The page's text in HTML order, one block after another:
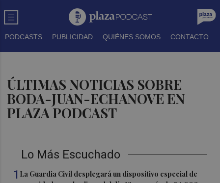
PODCASTS PUBLICIDAD QUIÉNES SOMOS CONTACTO
ÚLTIMAS NOTICIAS SOBRE
BODA-JUAN-ECHANOVE EN
PLAZA PODCAST
Lo Más Escuchado
1 La Guardia Civil desplegará un dispositivo especial de